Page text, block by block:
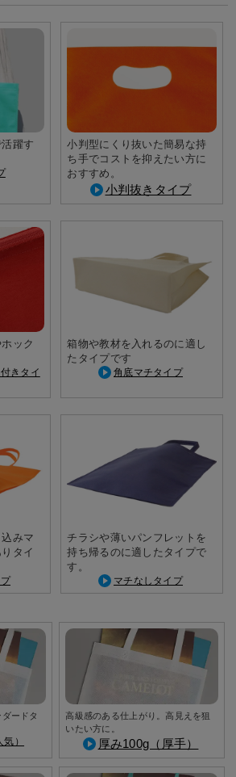
躍す
小判型にくり抜いた簡易な持
ち手でコストを抑えたい方に
おすすめ。
小判抜きタイプ
ック
きタイ
箱物や教材を入れるのに適し
たタイプです
角底マチタイプ
みマ
タイ
チラシや薄いパンフレットを
持ち帰るのに適したタイプで
す。
マチなしタイプ
ードタ
）
高級感のある仕上がり。高見えを狙
いたい方に。
厚み100g（厚手）